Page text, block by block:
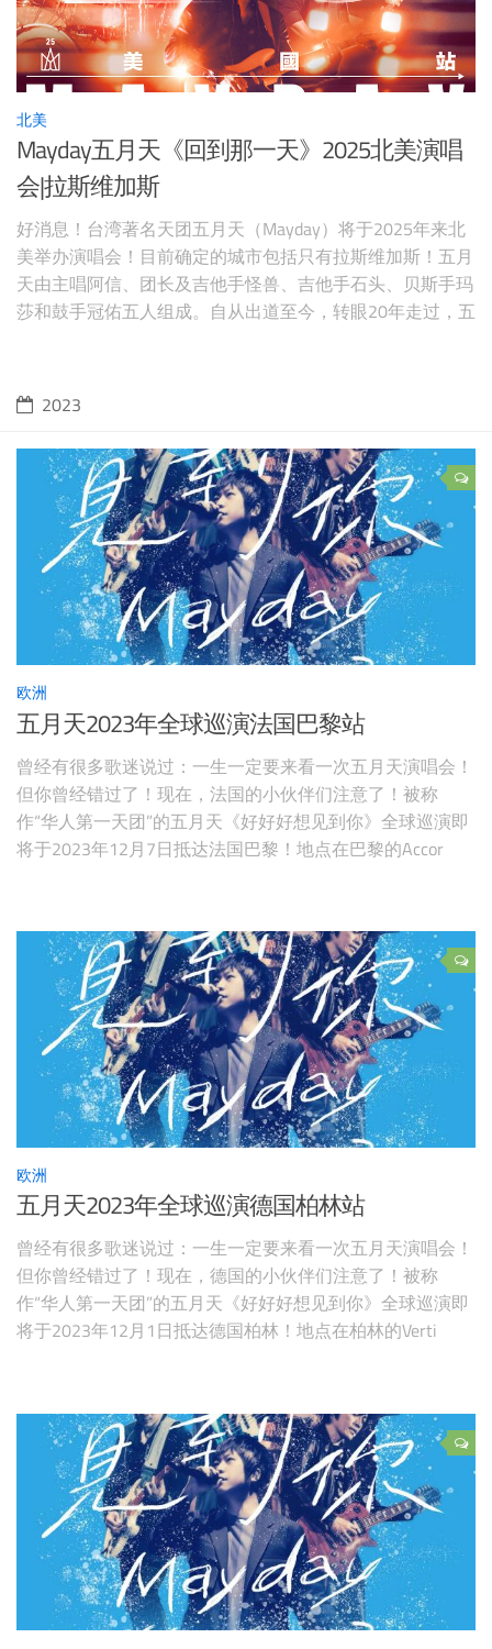
北美
Mayday五月天《回到那一天》2025北美演唱
会|拉斯维加斯
好消息！台湾著名天团五月天（Mayday）将于2025年来北
美举办演唱会！目前确定的城市包括只有拉斯维加斯！五月
天由主唱阿信、团长及吉他手怪兽、吉他手石头、贝斯手玛
莎和鼓手冠佑五人组成。自从出道至今，转眼20年走过，五
不要忘记Mark这个页面，我们会随时更新的！ 图源：官
宣，版权属原作者 五月天北
2023
欧洲
五月天2023年全球巡演法国巴黎站
曾经有很多歌迷说过：一生一定要来看一次五月天演唱会！
但你曾经错过了！现在，法国的小伙伴们注意了！被称
作“华人第一天团”的五月天《好好好想见到你》全球巡演即
将于2023年12月7日抵达法国巴黎！地点在巴黎的Accor
日五月天巴黎演唱会地点：Accor Arena预售日期：2023年8
欧洲
五月天2023年全球巡演德国柏林站
曾经有很多歌迷说过：一生一定要来看一次五月天演唱会！
但你曾经错过了！现在，德国的小伙伴们注意了！被称
作“华人第一天团”的五月天《好好好想见到你》全球巡演即
将于2023年12月1日抵达德国柏林！地点在柏林的Verti
1日五月天巴黎演唱会地点：Verti Music Hall预售